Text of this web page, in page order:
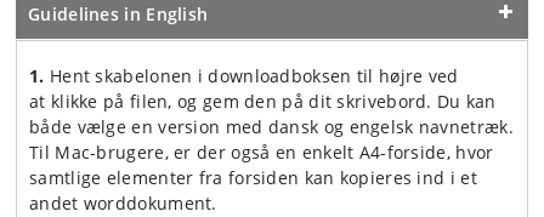
Guidelines in English
1. Hent skabelonen i downloadboksen til højre ved
at klikke på filen, og gem den på dit skrivebord. Du kan
både vælge en version med dansk og engelsk navnetræk.
Til Mac-brugere, er der også en enkelt A4-forside, hvor
samtlige elementer fra forsiden kan kopieres ind i et
andet worddokument.